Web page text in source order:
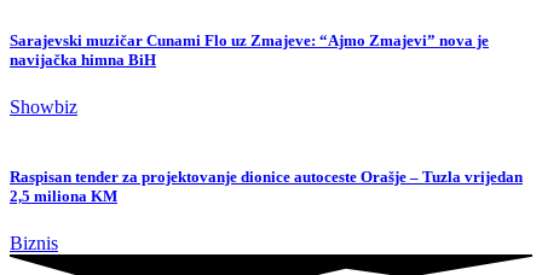
Sarajevski muzičar Cunami Flo uz Zmajeve: “Ajmo Zmajevi” nova je
navijačka himna BiH
Showbiz
Raspisan tender za projektovanje dionice autoceste Orašje – Tuzla vrijedan
2,5 miliona KM
Biznis